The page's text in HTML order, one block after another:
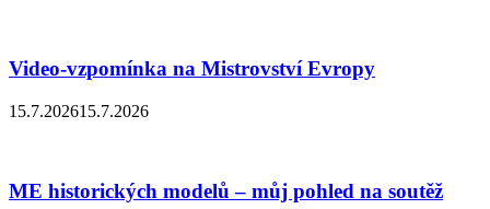
Video-vzpomínka na Mistrovství Evropy
15.7.202615.7.2026
ME historických modelů – můj pohled na soutěž